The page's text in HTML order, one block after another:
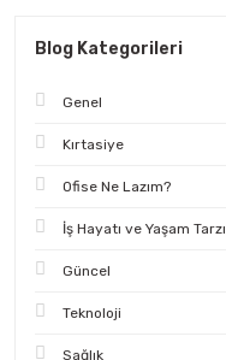
Blog Kategorileri
Genel
Kırtasiye
Ofise Ne Lazım?
İş Hayatı ve Yaşam Tarzı
Güncel
Teknoloji
Sağlık